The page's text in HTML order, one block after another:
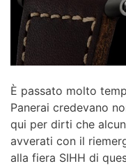
È passato molto
Panerai credevano
qui per dirti che
avverati con il
alla fiera SIHH di